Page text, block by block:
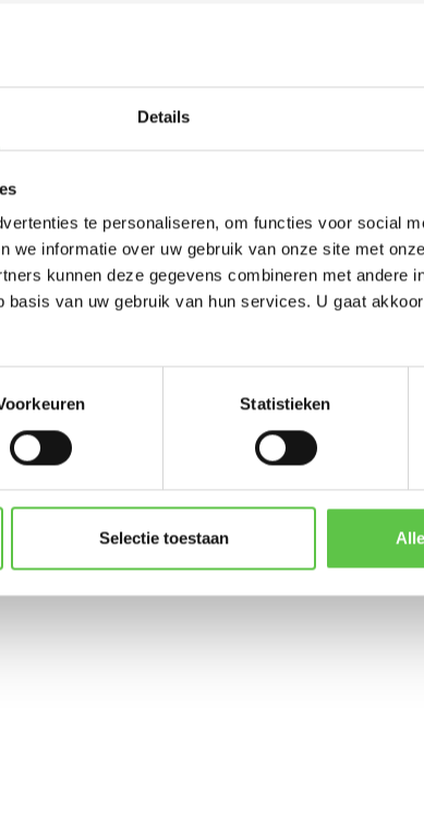
Details
te personaliseren, om functies voor social
we informatie over uw gebruik van onze site met
kunnen deze gegevens combineren met andere
van uw gebruik van hun services. U gaat
Statistieken
Selectie toestaan
MX250
Schrijf je in
Updates, acties &
E-mailadres*
* Lees hier de wettelijke